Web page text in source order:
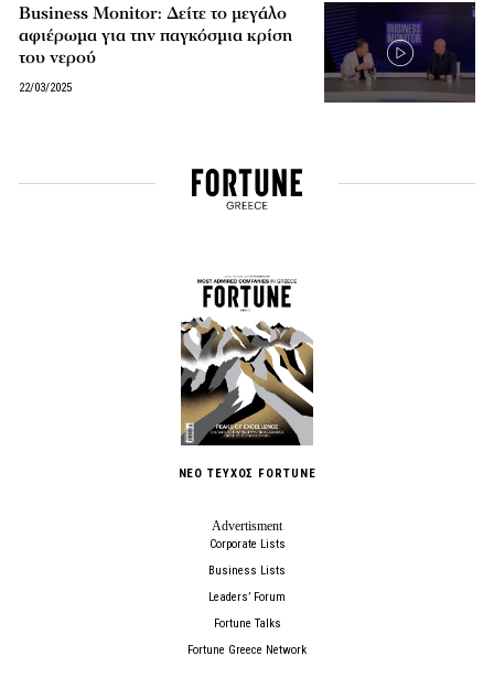
Βusiness Monitor: Δείτε το μεγάλο
αφιέρωμα για την παγκόσμια κρίση
του νερού
22/03/2025
ΝΕΟ ΤΕΥΧΟΣ FORTUNE
Corporate Lists
Business Lists
Leaders’ Forum
Fortune Talks
Fortune Greece Network